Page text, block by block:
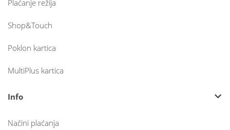
Plaćanje režija
Shop&Touch
Poklon kartica
MultiPlus kartica
Info
Načini plaćanja